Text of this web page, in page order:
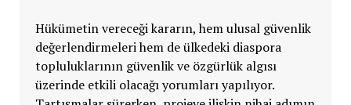
Hükümetin vereceği kararın, hem ulusal güvenlik
değerlendirmeleri hem de ülkedeki diaspora
topluluklarının güvenlik ve özgürlük algısı
üzerinde etkili olacağı yorumları yapılıyor.